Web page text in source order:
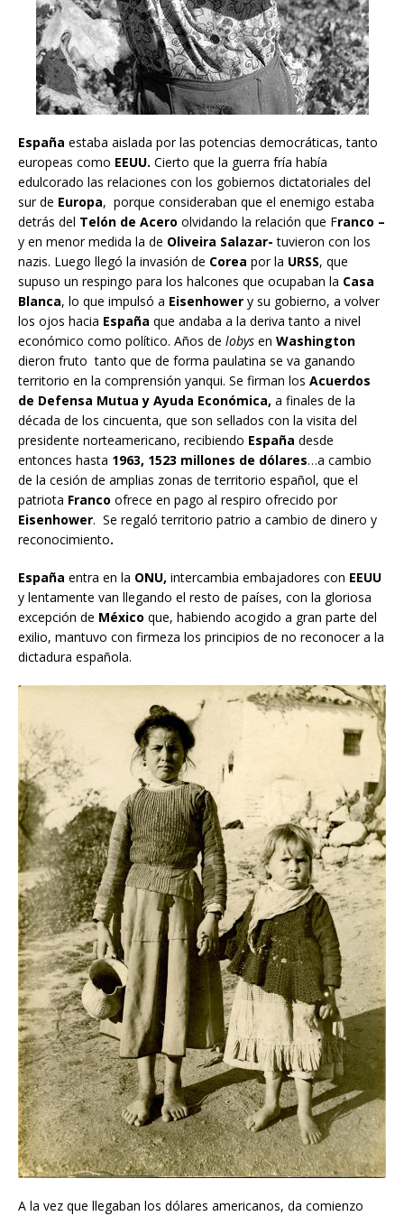
España estaba aislada por las potencias democráticas, tanto
europeas como EEUU. Cierto que la guerra fría había
edulcorado las relaciones con los gobiernos dictatoriales del
sur de Europa, porque consideraban que el enemigo estaba
detrás del Telón de Acero olvidando la relación que Franco –
y en menor medida la de Oliveira Salazar-tuvieron con los
nazis. Luego llegó la invasión de Corea por la URSS, que
supuso un respingo para los halcones que ocupaban la Casa
Blanca, lo que impulsó a Eisenhower y su gobierno, a volver
los ojos hacia España que andaba a la deriva tanto a nivel
económico como político. Años de lobys en Washington
dieron fruto tanto que de forma paulatina se va ganando
territorio en la comprensión yanqui. Se firman los Acuerdos
de Defensa Mutua y Ayuda Económica, a finales de la
década de los cincuenta, que son sellados con la visita del
presidente norteamericano, recibiendo España desde
entonces hasta 1963, 1523 millones de dólares…a cambio
de la cesión de amplias zonas de territorio español, que el
patriota Franco ofrece en pago al respiro ofrecido por
Eisenhower. Se regaló territorio patrio a cambio de dinero y
reconocimiento.
España entra en la ONU, intercambia embajadores con EEUU
y lentamente van llegando el resto de países, con la gloriosa
excepción de México que, habiendo acogido a gran parte del
exilio, mantuvo con firmeza los principios de no reconocer a la
dictadura española.
A la vez que llegaban los dólares americanos, da comienzo